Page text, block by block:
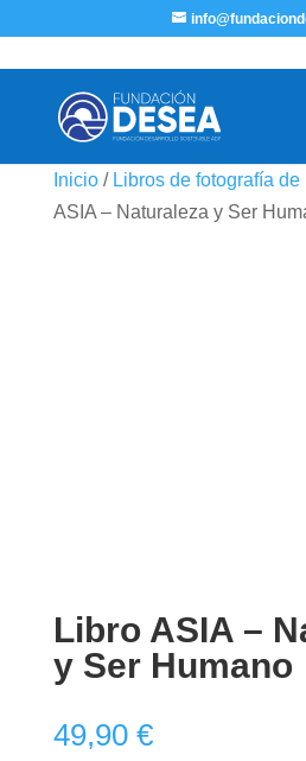
Inicio/ Libros de fotografía de
ASIA – Naturaleza y Ser
Libro ASIA –
y Ser Humano
49,90 €